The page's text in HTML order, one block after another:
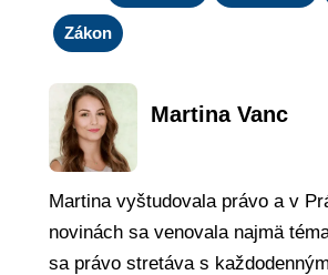
Zákon
Martina Vanc
Martina vyštudovala právo a v
novinách sa venovala najmä
sa právo stretáva s